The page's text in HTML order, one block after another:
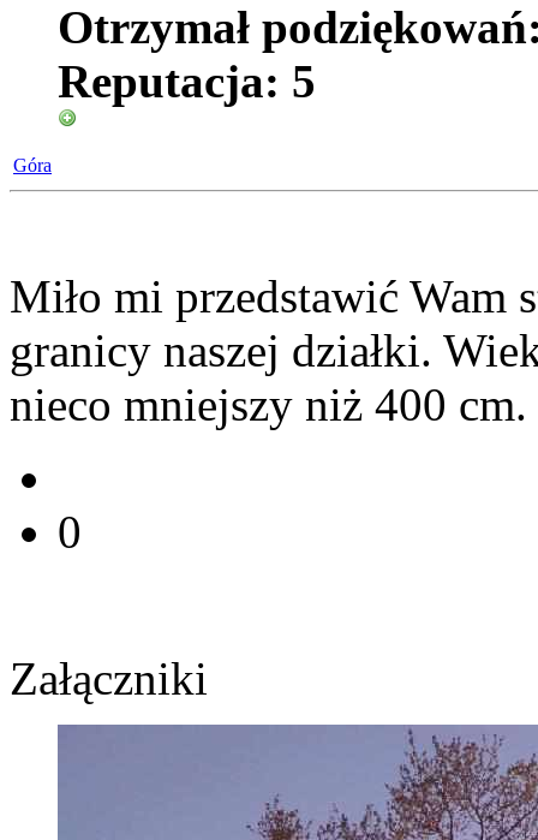
Otrzymał
Reputacja: 5
Góra
Miło mi przedstawić Wam
granicy naszej działki.
nieco mniejszy niż 400 cm.
0
Załączniki